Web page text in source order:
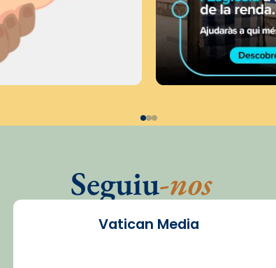
Seguiu-nos
Vatican Media